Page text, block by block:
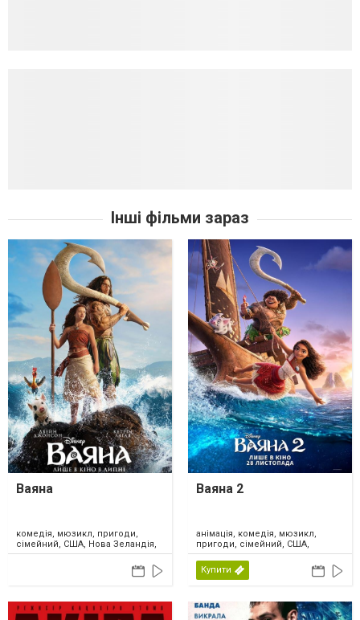
Інші фільми зараз
Ваяна
комедія, мюзикл, пригоди,
сімейний, США, Нова Зеландія,
2026
Ваяна 2
анімація, комедія, мюзикл,
пригоди, сімейний, США,
Канада, 2024
Купити